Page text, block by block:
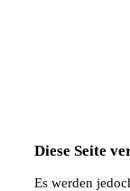
Diese Seite
Es werden